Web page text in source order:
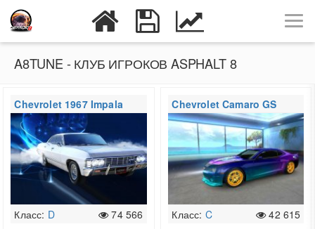
A8TUNE - КЛУБ ИГРОКОВ ASPHALT 8
Chevrolet 1967 Impala
Класс: D 74 566
Chevrolet Camaro GS
Класс: C 42 615